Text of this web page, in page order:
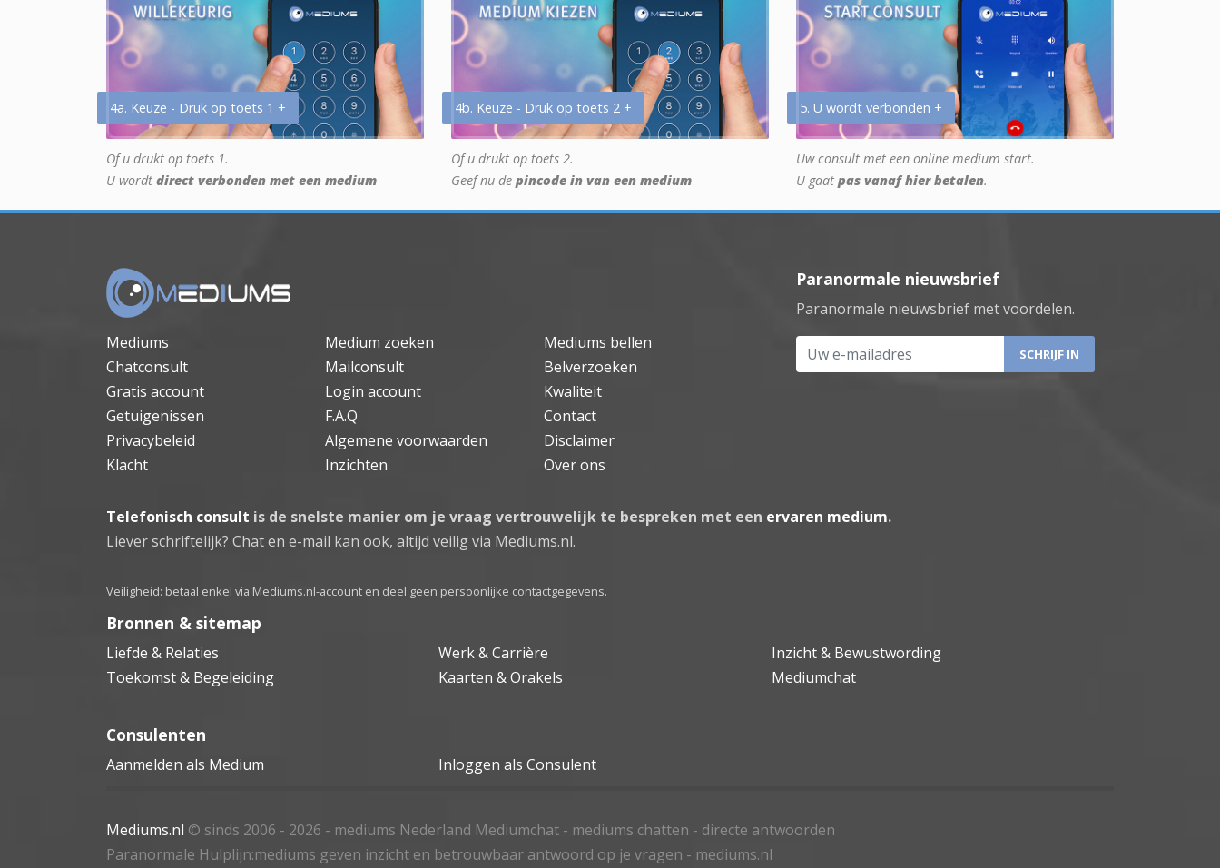
4a. Keuze - Druk op toets 1 +
Of u drukt op toets 1.
U wordt direct verbonden met een medium
4b. Keuze - Druk op toets 2 +
Of u drukt op toets 2.
Geef nu de pincode in van een medium
5. U wordt verbonden +
Uw consult met een online medium start.
U gaat pas vanaf hier betalen.
Mediums Medium zoeken
Mediums bellen
Chatconsult
Mailconsult
Belverzoeken
Gratis account
Login account
Kwaliteit
Getuigenissen
F.A.Q
Contact
Privacybeleid
Algemene voorwaarden
Disclaimer
Klacht
Inzichten Over ons
Paranormale nieuwsbrief
Paranormale nieuwsbrief met voordelen.
Uw e-mailadres
Telefonisch consult is de snelste manier om je vraag vertrouwelijk te bespreken met een ervaren medium.
Liever schriftelijk? Chat en e-mail kan ook, altijd veilig via Mediums.nl.
Veiligheid: betaal enkel via Mediums.nl-account en deel geen persoonlijke contactgegevens.
Bronnen & sitemap
Liefde & Relaties Werk & Carrière
Inzicht & Bewustwording
Toekomst & Begeleiding
Kaarten & Orakels Mediumchat
Consulenten
Aanmelden als Medium Inloggen als Consulent
Mediums.nl © sinds 2006 - 2026 - mediums Nederland Mediumchat - mediums chatten - directe antwoorden
Paranormale Hulplijn:mediums geven inzicht en betrouwbaar antwoord op je vragen - mediums.nl